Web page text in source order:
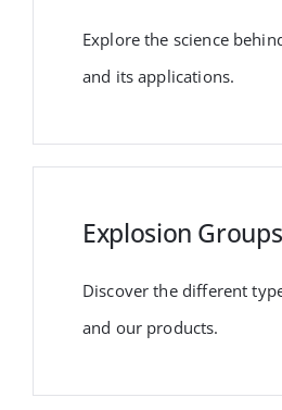
Explore the science
and its applications.
Explosion Groups
Discover the different
and our products.